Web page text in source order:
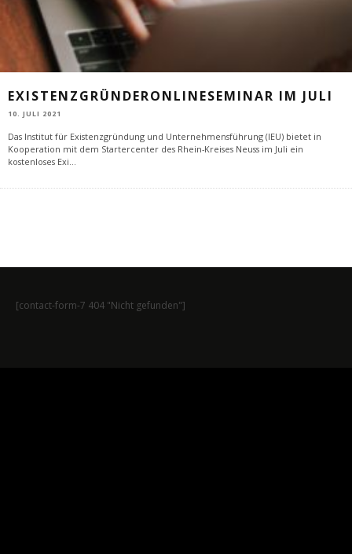
EXISTENZGRÜNDERONLINESEMINAR IM JULI
10. JULI 2021
Das Institut für Existenzgründung und Unternehmensführung (IEU) bietet in
Kooperation mit dem Startercenter des Rhein-Kreises Neuss im Juli ein
kostenloses Exi...
[contact-form-7 404 "Nicht gefunden"]